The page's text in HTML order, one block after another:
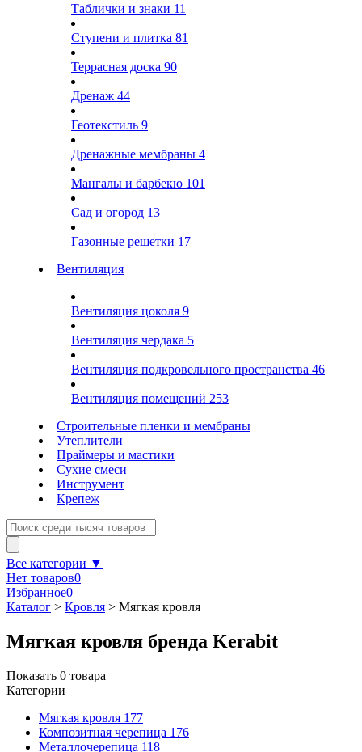
Таблички и знаки 11
Ступени и плитка 81
Террасная доска 90
Дренаж 44
Геотекстиль 9
Дренажные мембраны 4
Мангалы и барбекю 101
Сад и огород 13
Газонные решетки 17
Вентиляция
Вентиляция цоколя 9
Вентиляция чердака 5
Вентиляция подкровельного пространства 46
Вентиляция помещений 253
Строительные пленки и мембраны
Утеплители
Праймеры и мастики
Сухие смеси
Инструмент
Крепеж
Все категории ▼
Нет товаров0
Избранное0
Каталог > Кровля > Мягкая кровля
Мягкая кровля бренда Kerabit
Показать 0 товара
Категории
Мягкая кровля 177
Композитная черепица 176
Металлочерепица 118